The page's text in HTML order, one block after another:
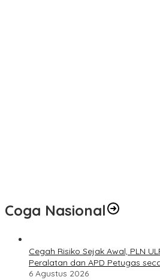
Coga Nasional
Cegah Risiko Sejak Awal, PLN
Peralatan dan APD Petugas
6 Agustus 2026